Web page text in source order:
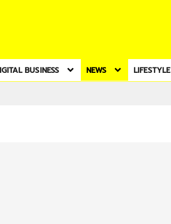
BUSINESS NEWS LIFESTYLE